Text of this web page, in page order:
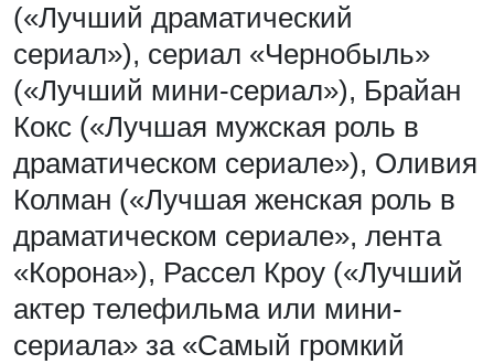
(«Лучший драматический
сериал»), сериал «Чернобыль»
(«Лучший мини-сериал»), Брайан
Кокс («Лучшая мужская роль в
драматическом сериале»), Оливия
Колман («Лучшая женская роль в
драматическом сериале», лента
«Корона»), Рассел Кроу («Лучший
актер телефильма или мини-
сериала» за «Самый громкий